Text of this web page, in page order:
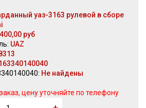
уаз-3163 рулевой в сборе
руб
UAZ
Не найдены
цену уточняйте по телефону